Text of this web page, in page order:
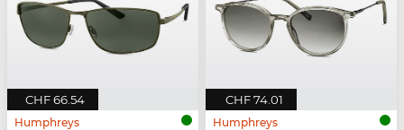
CHF 66.54
Humphreys
CHF 74.01
Humphreys